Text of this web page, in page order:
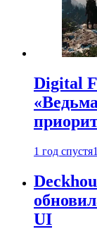
Digital
1 год спустя
UI